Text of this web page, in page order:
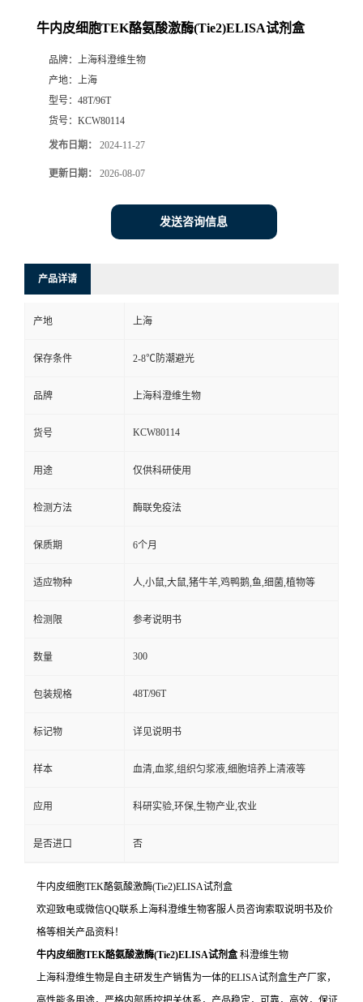
牛内皮细胞TEK酪氨酸激酶(Tie2)ELISA试剂盒
品牌：
上海科澄维生物
产地：
上海
型号： 48T/96T
货号： KCW80114
发布日期： 2024-11-27
更新日期： 2026-08-07
发送咨询信息
产品详请
产地 上海
保存条件 2-8℃防潮避光
品牌 上海科澄维生物
货号 KCW80114
用途 仅供科研使用
检测方法 酶联免疫法
保质期 6个月
适应物种 人,小鼠,大鼠,猪牛羊,鸡鸭鹅,鱼,细菌,植物等
检测限 参考说明书
数量 300
包装规格 48T/96T
标记物 详见说明书
样本 血清,血浆,组织匀浆液,细胞培养上清液等
应用 科研实验,环保,生物产业,农业
是否进口 否
牛内皮细胞TEK酪氨酸激酶(Tie2)ELISA试剂盒
欢迎致电或微信QQ联系上海科澄维生物客服人员咨询索取说明书及价
格等相关产品资料！
牛内皮细胞TEK酪氨酸激酶(Tie2)ELISA试剂盒 科澄维生物
上海科澄维生物是自主研发生产销售为一体的ELISA试剂盒生产厂家，